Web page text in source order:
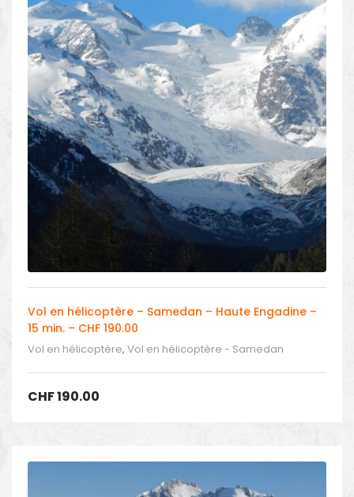
Vol en hélicoptère – Samedan – Haute Engadine –
15 min. – CHF 190.00
Vol en hélicoptère, Vol en hélicoptère - Samedan
CHF190.00